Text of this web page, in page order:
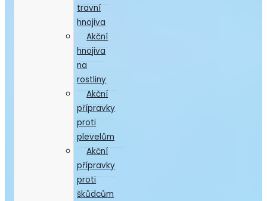
travní
hnojiva
Akční
hnojiva
na
rostliny
Akční
přípravky
proti
plevelům
Akční
přípravky
proti
škůdcům